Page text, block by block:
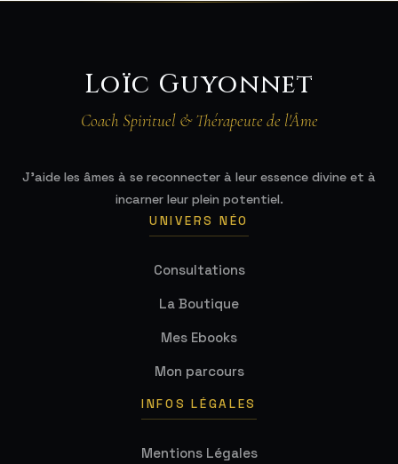
Loïc Guyonnet
Coach Spirituel & Thérapeute de l'Âme
J'aide les âmes à se reconnecter à leur essence divine et à
incarner leur plein potentiel.
UNIVERS NÉO
Consultations
La Boutique
Mes Ebooks
Mon parcours
INFOS LÉGALES
Mentions Légales